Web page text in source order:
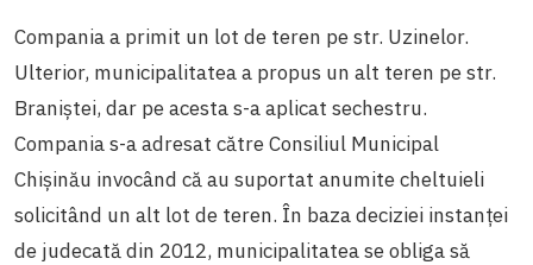
Compania a primit un lot de teren pe str. Uzinelor.
Ulterior, municipalitatea a propus un alt teren pe str.
Braniștei, dar pe acesta s-a aplicat sechestru.
Compania s-a adresat către Consiliul Municipal
Chișinău invocând că au suportat anumite cheltuieli
solicitând un alt lot de teren. În baza deciziei instanței
de judecată din 2012, municipalitatea se obliga să